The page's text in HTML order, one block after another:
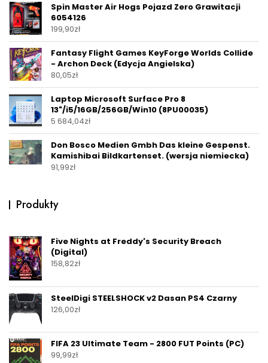
Spin Master Air Hogs Pojazd Zero Grawitacji
6054126
199,90zł
Fantasy Flight Games KeyForge Worlds Collide
- Archon Deck (Edycja Angielska)
80,05zł
Laptop Microsoft Surface Pro 8
13"/i5/16GB/256GB/Win10 (8PU00035)
5 684,04zł
Don Bosco Medien Gmbh Das kleine Gespenst.
Kamishibai Bildkartenset. (wersja niemiecka)
91,99zł
Produkty
Five Nights at Freddy's Security Breach
(Digital)
158,82zł
SteelDigi STEELSHOCK v2 Dasan PS4 Czarny
126,00zł
FIFA 23 Ultimate Team - 2800 FUT Points (PC)
99,99zł